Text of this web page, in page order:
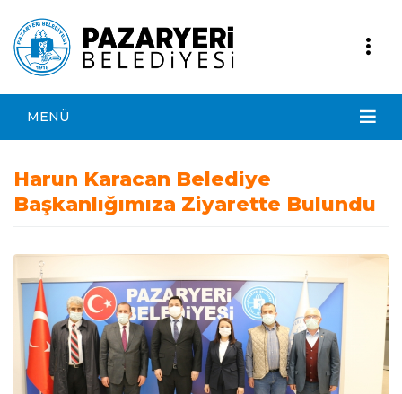
MENÜ
Harun Karacan Belediye
Başkanlığımıza Ziyarette Bulundu